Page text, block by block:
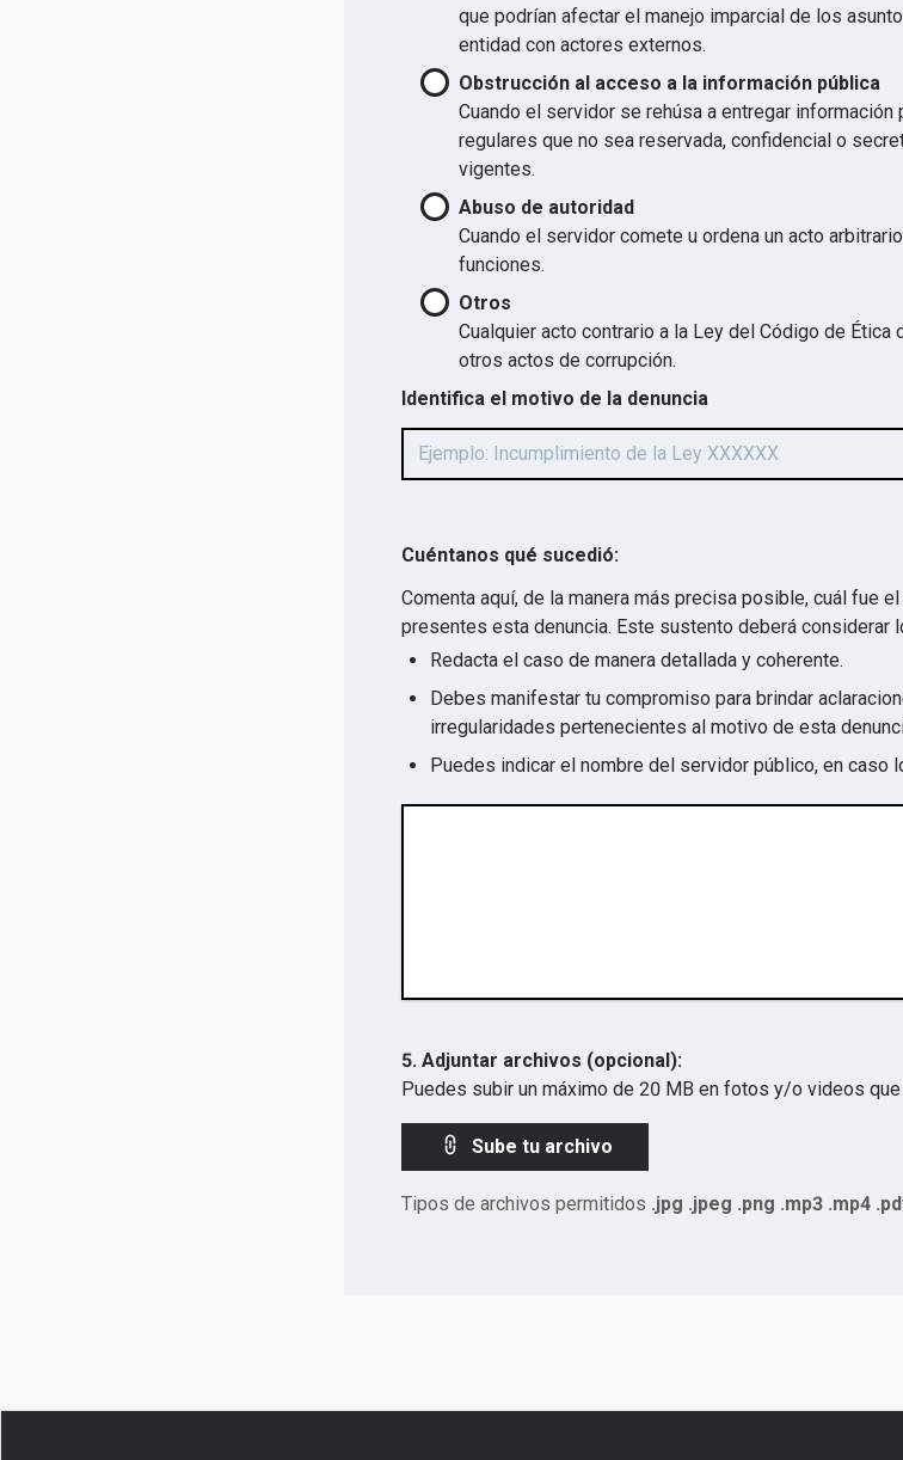
que podrían afectar el manejo imparcial de los
entidad con actores externos.
Obstrucción al acceso a la información pública
Cuando el servidor se rehúsa a entregar
regulares que no sea reservada, confidencial o
vigentes.
Abuso de autoridad
Cuando el servidor comete u ordena un acto
funciones.
Otros
Cualquier acto contrario a la Ley del Código de Ética
otros actos de corrupción.
Identifica el motivo de la denuncia
Cuéntanos qué sucedió:
Comenta aquí, de la manera más precisa posible, cuál fue
presentes esta denuncia. Este sustento deberá considerar
Redacta el caso de manera detallada y coherente.
Debes manifestar tu compromiso para brindar
irregularidades pertenecientes al motivo de esta
Puedes indicar el nombre del servidor público, en caso
5. Adjuntar archivos (opcional):
Puedes subir un máximo de 20 MB en fotos y/o videos que
Sube tu archivo
Tipos de archivos permitidos .jpg .jpeg .png .mp3 .mp4